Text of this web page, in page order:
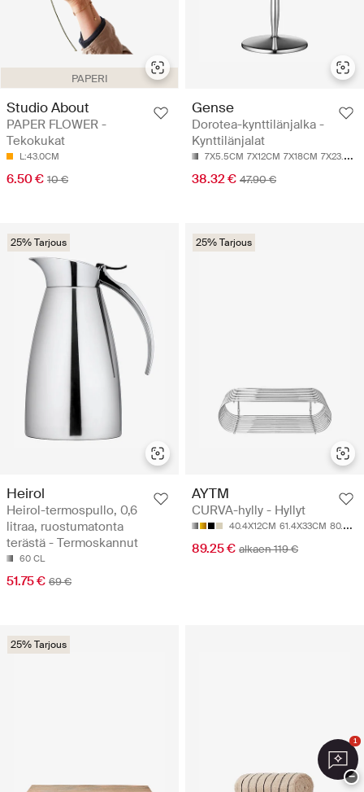
PAPERI
Studio About
PAPER FLOWER -
Tekokukat
L:43.0CM
6.50 € 10 €
Gense
Dorotea-kynttilänjalka -
Kynttilänjalat
7X5.5CM 7X12CM 7X18CM 7X23.5CM
38.32 € 47.90 €
25% Tarjous
Heirol
Heirol-termospullo, 0,6
litraa, ruostumatonta
terästä - Termoskannut
60 CL
51.75 € 69 €
25% Tarjous
AYTM
CURVA-hylly - Hyllyt
40.4X12CM 61.4X33CM 80.4X12CM
89.25 € alkaen 119 €
25% Tarjous
1
−